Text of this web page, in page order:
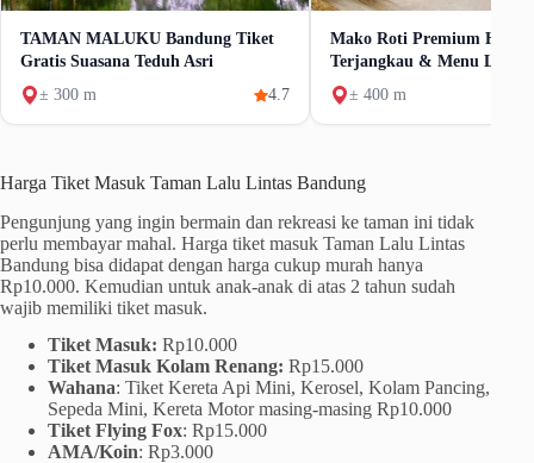
TAMAN MALUKU Bandung Tiket
Gratis Suasana Teduh Asri
± 300 m
4.7
Mako Roti Premium Harga
Terjangkau & Menu
± 400 m
Harga Tiket Masuk Taman Lalu Lintas Bandung
Pengunjung yang ingin bermain dan rekreasi ke taman ini tidak
perlu membayar mahal. Harga tiket masuk Taman Lalu Lintas
Bandung bisa didapat dengan harga cukup murah hanya
Rp10.000. Kemudian untuk anak-anak di atas 2 tahun sudah
wajib memiliki tiket masuk.
Tiket Masuk: Rp10.000
Tiket Masuk Kolam Renang: Rp15.000
Wahana: Tiket Kereta Api Mini, Kerosel, Kolam Pancing,
Sepeda Mini, Kereta Motor masing-masing Rp10.000
Tiket Flying Fox: Rp15.000
AMA/Koin: Rp3.000